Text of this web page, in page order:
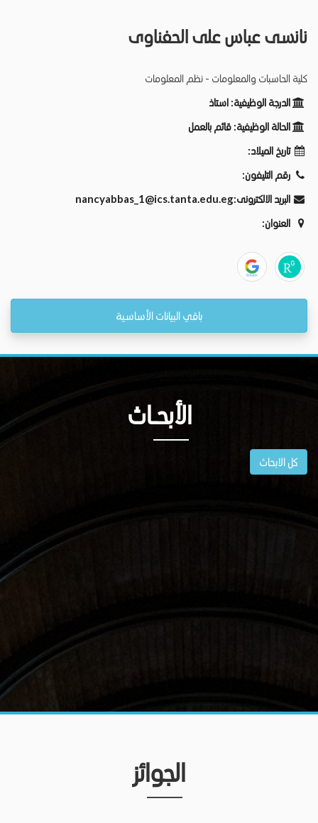
نانسى عباس على الحفناوى
كلية الحاسبات والمعلومات - نظم المعلومات
الدرجة الوظيفية: استاذ
الحالة الوظيفية: قائم بالعمل
تاريخ الميلاد:
رقم التليفون:
البريد الالكترونى:nancyabbas_1@ics.tanta.edu.eg
العنوان:
باقي البيانات الأساسية
الأبحــاث
كل الابحاث
الجوائز